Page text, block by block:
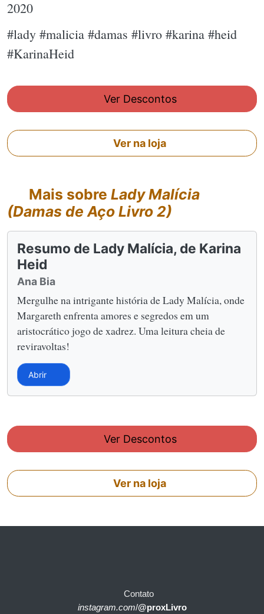
2020
#lady #malicia #damas #livro #karina #heid
#KarinaHeid
Ver Descontos
Ver na loja
Mais sobre Lady Malícia
(Damas de Aço Livro 2)
Resumo de Lady Malícia, de Karina
Heid
Ana Bia
Mergulhe na intrigante história de Lady Malícia, onde
Margareth enfrenta amores e segredos em um
aristocrático jogo de xadrez. Uma leitura cheia de
reviravoltas!
Abrir
Ver Descontos
Ver na loja
Contato
instagram.com/@proxLivro